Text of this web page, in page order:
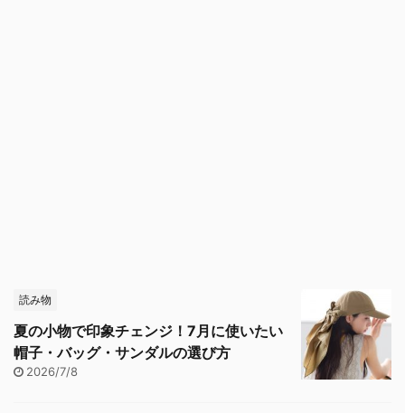
読み物
夏の小物で印象チェンジ！7月に使いたい
帽子・バッグ・サンダルの選び方
2026/7/8